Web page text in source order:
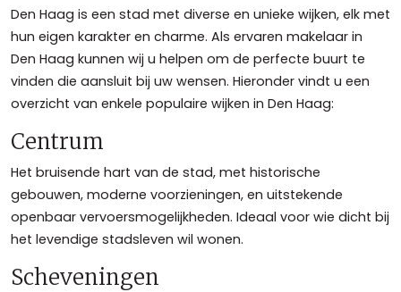
Den Haag is een stad met diverse en unieke wijken, elk met
hun eigen karakter en charme. Als ervaren makelaar in
Den Haag kunnen wij u helpen om de perfecte buurt te
vinden die aansluit bij uw wensen. Hieronder vindt u een
overzicht van enkele populaire wijken in Den Haag:
Centrum
Het bruisende hart van de stad, met historische
gebouwen, moderne voorzieningen, en uitstekende
openbaar vervoersmogelijkheden. Ideaal voor wie dicht bij
het levendige stadsleven wil wonen.
Scheveningen